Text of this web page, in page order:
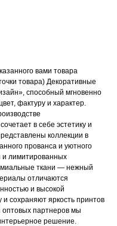
вами товара
товара) Декоративные
способный мгновенно
фактуру и характер.
в себе эстетику и
коллекции в
прованса и уютного
и лимитированных
ткани — нежный
отличаются
и высокой
сохраняют яркость принтов
оптовых партнеров мы
решение.